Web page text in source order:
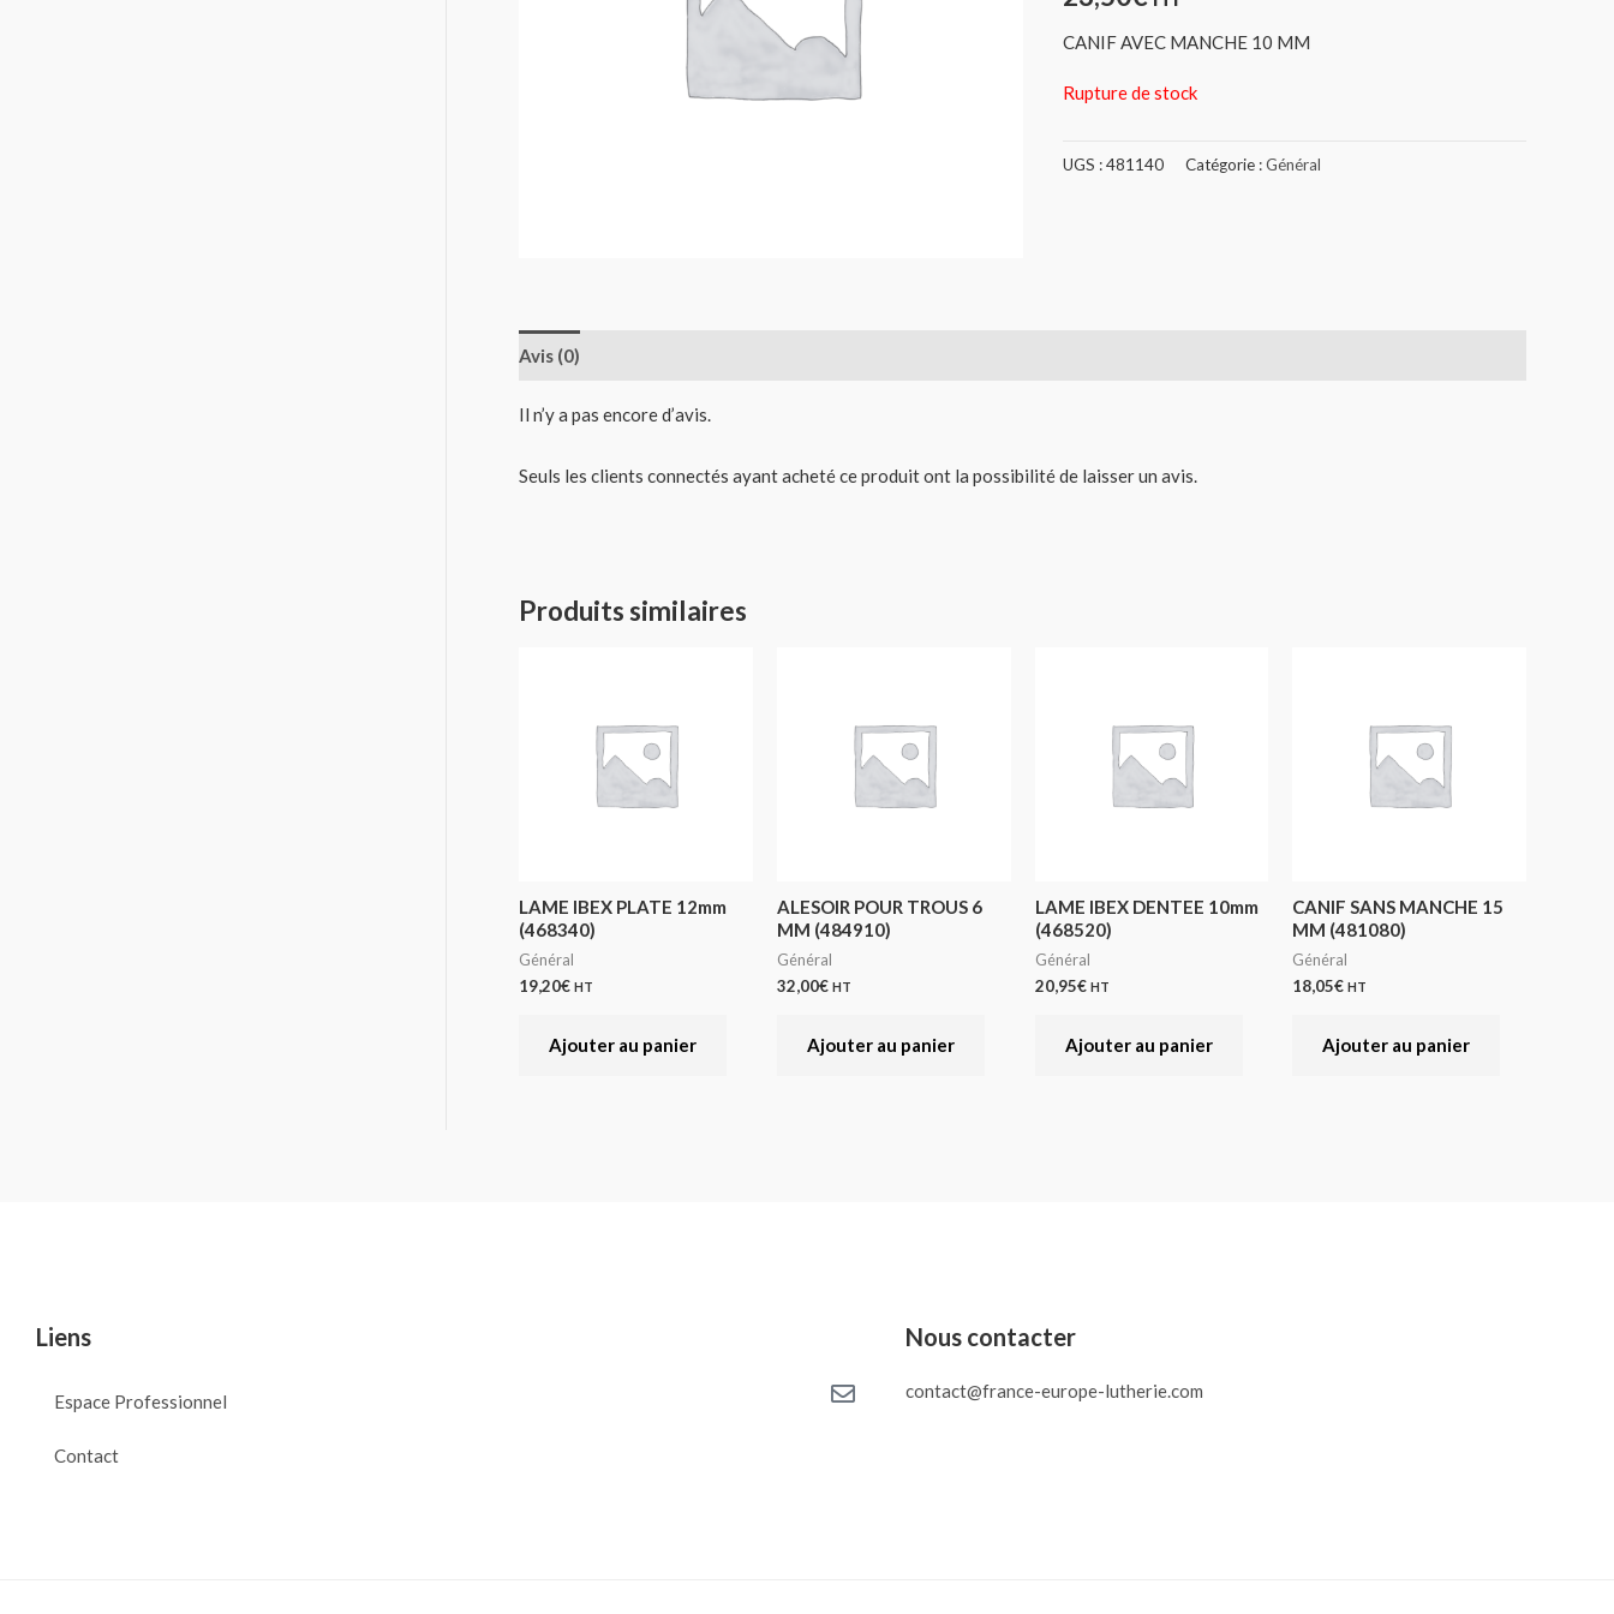
CANIF AVEC MANCHE 10 MM
Rupture de stock
UGS :481140 Catégorie :Général
Avis (0)
Il n’y a pas encore d’avis.
Seuls les clients connectés ayant acheté ce produit ont la possibilité de laisser un avis.
Produits similaires
LAME IBEX PLATE 12mm
(468340)
Général
19,20€ HT
Ajouter au panier
ALESOIR POUR TROUS 6
MM (484910)
Général
32,00€ HT
Ajouter au panier
LAME IBEX DENTEE 10mm
(468520)
Général
20,95€ HT
Ajouter au panier
CANIF SANS MANCHE 15
MM (481080)
Général
18,05€ HT
Ajouter au panier
Liens
Espace Professionnel
Contact
Nous contacter
contact@france-europe-lutherie.com